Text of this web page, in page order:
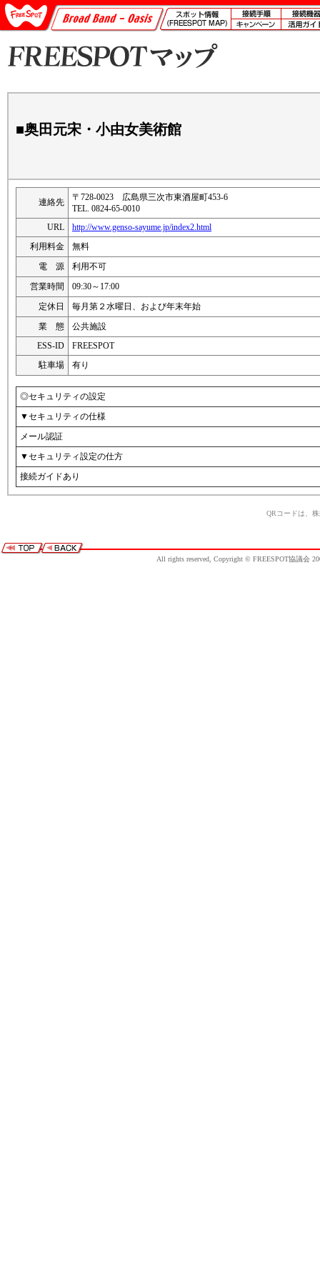
■奥田元宋・小由女美術館
連絡先
〒728-0023 広島県三次市東酒屋町453-6
TEL. 0824-65-0010
URL
http://www.genso-sayume.jp/index2.html
利用料金
無料
電 源
利用不可
営業時間
09:30～17:00
定休日
毎月第２水曜日、および年末年始
業 態
公共施設
ESS-ID
FREESPOT
駐車場
有り
◎セキュリティの設定
▼セキュリティの仕様
メール認証
▼セキュリティ設定の仕方
接続ガイドあり
QRコードは、
All rights reserved, Copyright © FREESPOT協議会